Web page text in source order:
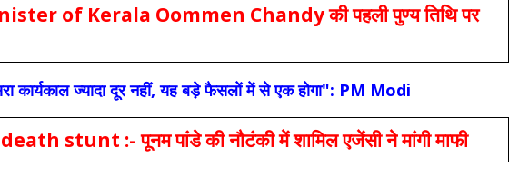
of Kerala Oommen Chandy की पहली पुण्य तिथि पर
कार्यकाल ज्यादा दूर नहीं, यह बड़े फैसलों में से एक होगा": PM Modi
stunt :- पूनम पांडे की नौटंकी में शामिल एजेंसी ने मांगी माफी